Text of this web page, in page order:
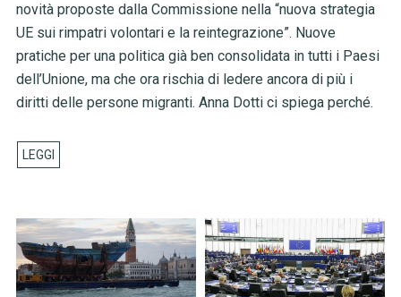
novità proposte dalla Commissione nella “nuova strategia
UE sui rimpatri volontari e la reintegrazione”. Nuove
pratiche per una politica già ben consolidata in tutti i Paesi
dell’Unione, ma che ora rischia di ledere ancora di più i
diritti delle persone migranti. Anna Dotti ci spiega perché.